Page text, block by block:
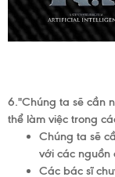
6."Chúng ta sẽ cần
thể làm việc trong
Chúng ta sẽ
với các nguồn
Các bác sĩ